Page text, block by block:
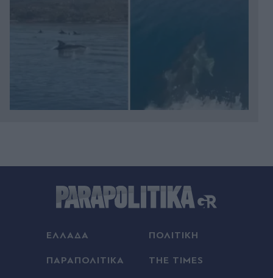
Πριν 35 λεπτά
Αγωγή κατά της κυβέρνησης Τραμπ για "άρνηση
ΕΛΛΑΔΑ ΠΟΛΙΤΙΚΗ
ΠΑΡΑΠΟΛΙΤΙΚΑ THE TIMES